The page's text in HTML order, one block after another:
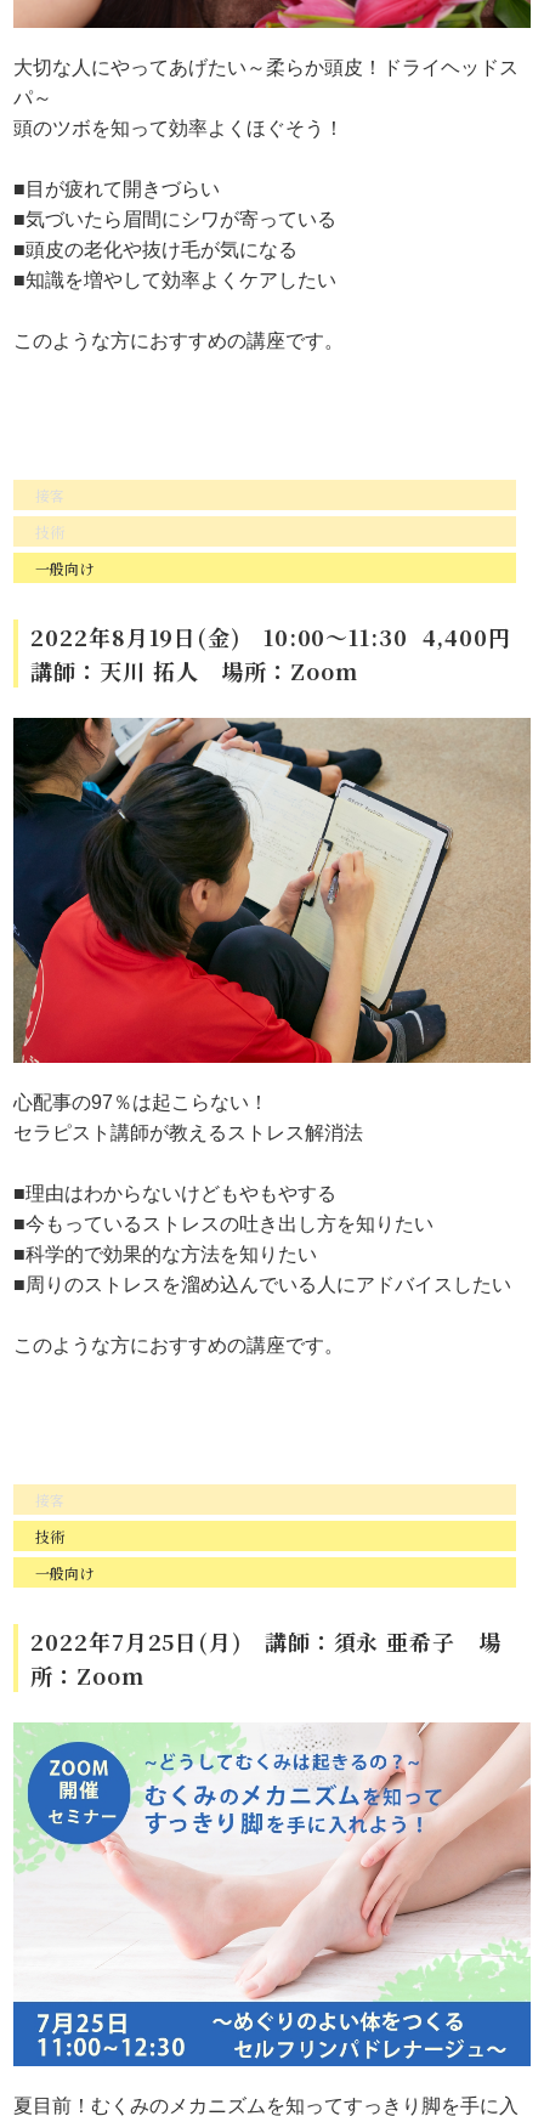
大切な人にやってあげたい～柔らか頭皮！ドライヘッドス
パ～
頭のツボを知って効率よくほぐそう！
■目が疲れて開きづらい
■気づいたら眉間にシワが寄っている
■頭皮の老化や抜け毛が気になる
■知識を増やして効率よくケアしたい
このような方におすすめの講座です。
接客
技術
一般向け
2022年8月19日(金) 10:00～11:30 4,400円
講師：天川 拓人 場所：Zoom
心配事の97％は起こらない！
セラピスト講師が教えるストレス解消法
■理由はわからないけどもやもやする
■今もっているストレスの吐き出し方を知りたい
■科学的で効果的な方法を知りたい
■周りのストレスを溜め込んでいる人にアドバイスしたい
このような方におすすめの講座です。
接客
技術
一般向け
2022年7月25日(月) 講師：須永 亜希子 場
所：Zoom
夏目前！むくみのメカニズムを知ってすっきり脚を手に入